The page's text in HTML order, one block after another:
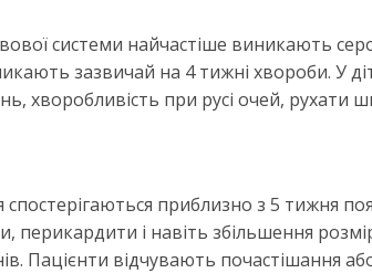
системи найчастіше виникають
зазвичай на 4 тижні хвороби. У
хворобливість при русі очей,
спостерігаються приблизно з 5 тижня
перикардити і навіть збільшення
Пацієнти відчувають почастішання